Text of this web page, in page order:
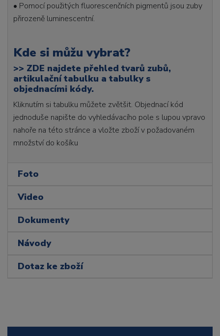
• Pomocí použitých fluorescenčních pigmentů jsou zuby
přirozeně luminescentní.
Kde si můžu vybrat?
>> ZDE najdete přehled tvarů zubů,
artikulační tabulku a tabulky s
objednacími kódy.
Kliknutím si tabulku můžete zvětšit. Objednací kód
jednoduše napište do vyhledávacího pole s lupou vpravo
nahoře na této stránce a vložte zboží v požadovaném
množství do košíku
Foto
Video
Dokumenty
Návody
Dotaz ke zboží